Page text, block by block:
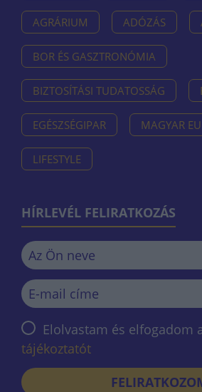
AGRÁRIUM ADÓZÁS
BOR ÉS GASZTRONÓMIA
BIZTOSÍTÁSI TUDATOSSÁG
EGÉSZSÉGIPAR MAGYAR
LIFESTYLE
HÍRLEVÉL FELIRATKOZÁS
Elolvastam és elfogadom
tájékoztatót